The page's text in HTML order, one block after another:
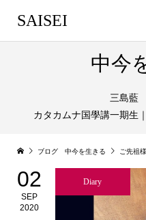
SAISEI
中今
三島藍
カタカムナ国學講一期生
ブログ 中今を生きる ご先祖
02
SEP
2020
Diary